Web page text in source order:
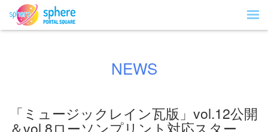
NEWS
「ミュージックレイン瓦版」vol.12公開